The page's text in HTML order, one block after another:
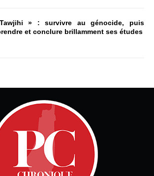
» : survivre au génocide, puis
et conclure brillamment ses études